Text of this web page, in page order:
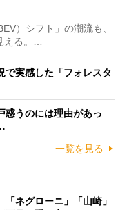
）シフト」の潮流も、
える。…
で実感した「フォレスタ
惑うのには理由があっ
一覧を見る
「ネグローニ」「山崎」